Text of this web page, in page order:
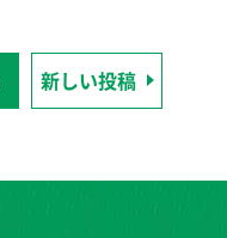
新しい投稿